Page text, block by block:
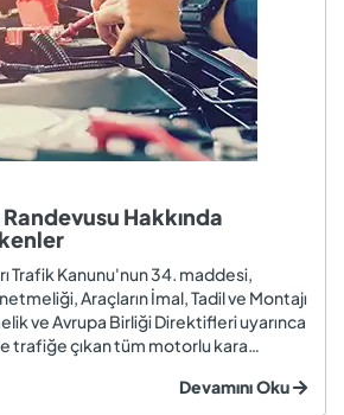
Hakkında
Trafik Kanunu'nun 34. maddesi,
Araçların İmal, Tadil ve Montajı
ve Avrupa Birliği Direktifleri uyarınca
trafiğe çıkan tüm motorlu kara
otomobil, motosiklet,
Devamını Oku